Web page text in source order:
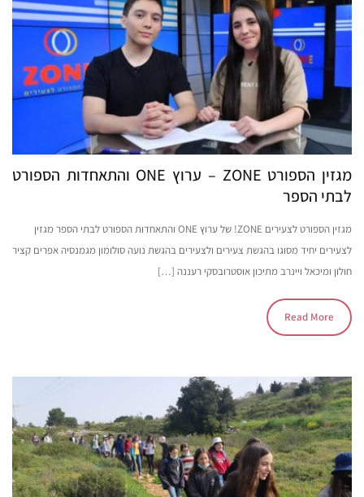
מגזין הספורט ZONE – ערוץ ONE והתאחדות הספורט
לבתי הספר
מגזין הספורט לצעירים ZONE! של ערוץ ONE והתאחדות הספורט לבתי הספר מגזין
לצעירים יחיד מסוגו בהגשת צעירים ולצעירים בהגשת נועה סולומון מגמנסיה אפרים קציר
חולון ומיכאל ויינרב מתיכון אוסטרובסקי רעננה […]
Read More